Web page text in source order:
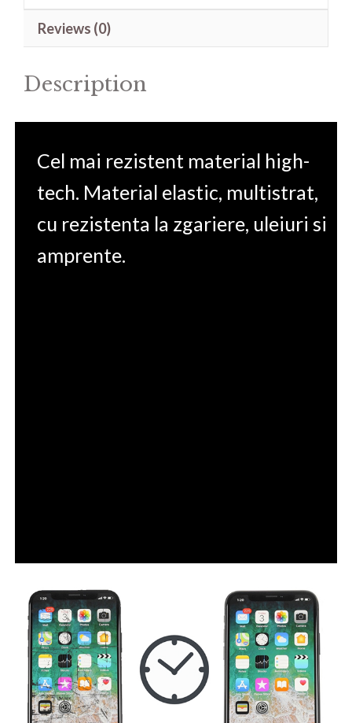
Reviews (0)
Description
Cel mai rezistent material high-
tech. Material elastic, multistrat,
cu rezistenta la zgariere, uleiuri si
amprente.